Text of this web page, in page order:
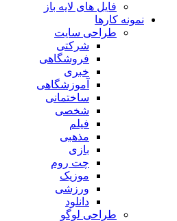
فایل های لایه باز
نمونه کارها
طراحی سایت
شرکتی
فروشگاهی
خبری
آموزشگاهی
ساختمانی
شخصی
فیلم
مذهبی
بازی
چت روم
موزیک
ورزشی
دانلود
طراحی لوگو